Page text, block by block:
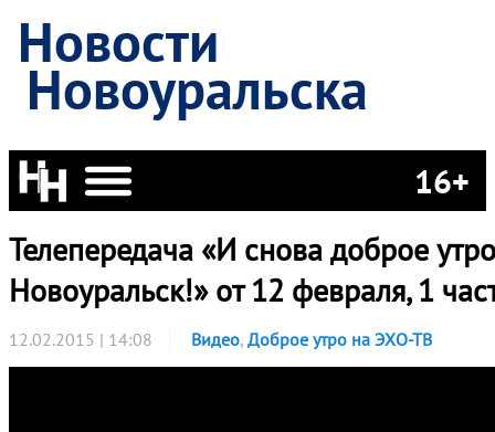
Новости
Новоуральска
16+
Телепередача «И снова доброе
Новоуральск!» от 12 февраля, 1
12.02.2015 | 14:08 Видео, Доброе утро на ЭХО-ТВ